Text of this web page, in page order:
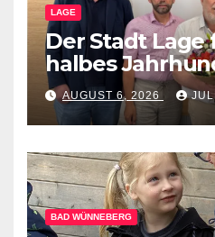
LAGE
Der Stadt Lage
halbes
Treue gehalten
AUGUST 6, 2026
BAD WÜNNEBERG